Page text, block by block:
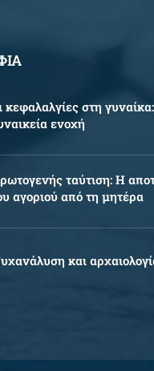
κεφαλαλγίες στη
ενοχή
ταύτιση: Η
αγοριού από τη μητέρα
και